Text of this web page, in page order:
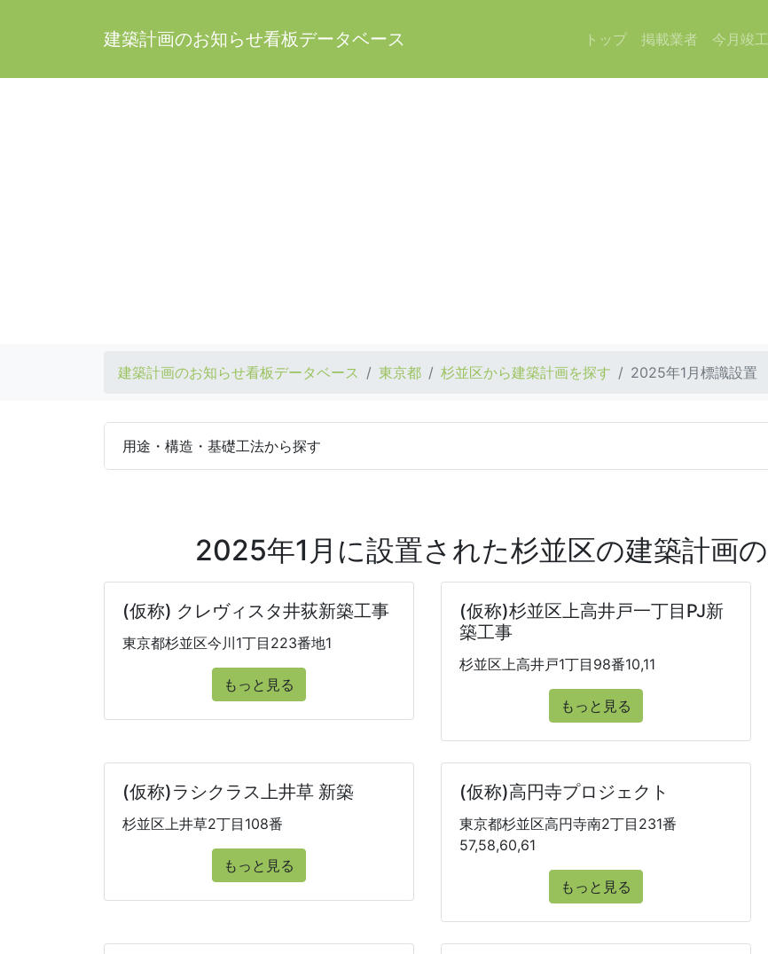
建築計画のお知らせ看板データベース トップ 掲載業者 今月竣
建築計画のお知らせ看板データベース 東京都 杉並区から建築計画を探す 2025年1月標識設置
用途・構造・基礎工法から探す
2025年1月に設置された杉並区の建築計画
(仮称) クレヴィスタ井荻新築工事
東京都杉並区今川1丁目223番地1
もっと見る
(仮称)杉並区上高井戸一丁目PJ新
築工事
杉並区上高井戸1丁目98番10,11
もっと見る
(仮称)ラシクラス上井草 新築
杉並区上井草2丁目108番
もっと見る
(仮称)高円寺プロジェクト
東京都杉並区高円寺南2丁目231番
57,58,60,61
もっと見る